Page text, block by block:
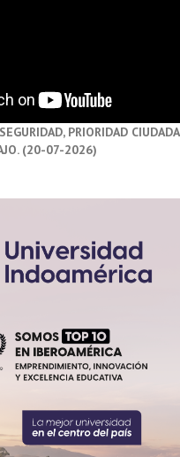
SEGURIDAD, PRIORIDAD
(20-07-2026)